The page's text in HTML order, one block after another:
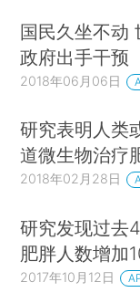
国民久坐不动
政府出手干预
2018年06月06日
研究表明人类
道微生物治疗
2018年02月28日
研究发现过去
肥胖人数增加
2017年10月12日